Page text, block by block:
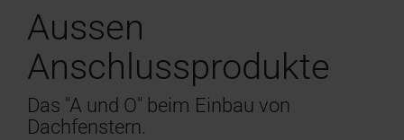
Aussen
Anschlussprodukte
Das "A und O" beim Einbau von
Dachfenstern.